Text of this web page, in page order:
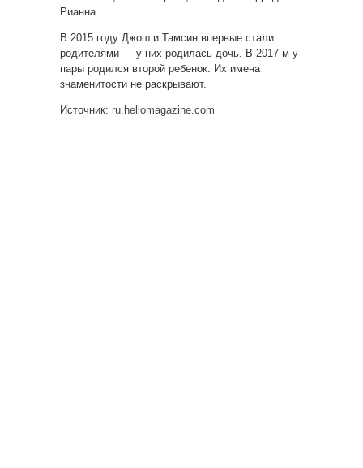
Рианна.
В 2015 году Джош и Тамсин впервые стали
родителями — у них родилась дочь. В 2017-м у
пары родился второй ребенок. Их имена
знаменитости не раскрывают.
Источник: ru.hellomagazine.com